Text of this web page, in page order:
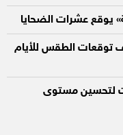
يوقع عشرات الضحايا
توقعات الطقس للأيام
لتحسين مستوى